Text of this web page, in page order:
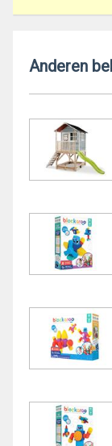
Anderen